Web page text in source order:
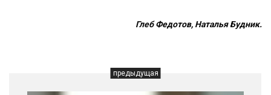
Глеб Федотов, Наталья Будник.
предыдущая